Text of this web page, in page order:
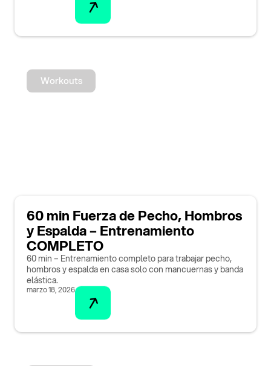
Workouts
60 min Fuerza de Pecho, Hombros
y Espalda – Entrenamiento
COMPLETO
60 min – Entrenamiento completo para trabajar pecho,
hombros y espalda en casa solo con mancuernas y banda
elástica.
marzo 18, 2026